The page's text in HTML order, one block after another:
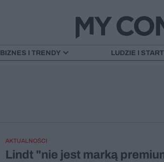
BIZNES I TRENDY LUDZIE I
AKTUALNOŚCI
Lindt "nie jest marką